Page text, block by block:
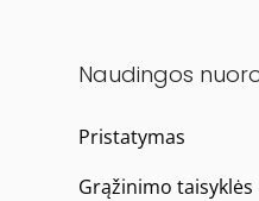
Naudingos
Pristatymas
Grąžinimo taisyklės